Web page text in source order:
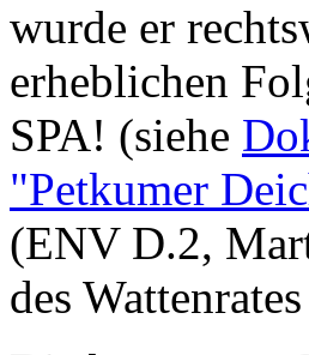
wurde er
erheblichen
SPA! (siehe
"Petkumer
(ENV D.2,
des